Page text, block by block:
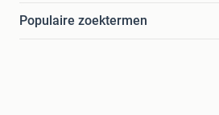
Populaire zoektermen